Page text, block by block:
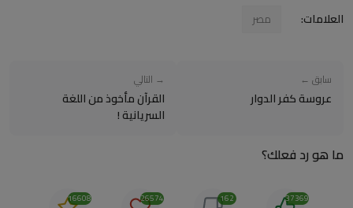
العلامات: مصر
سابق ←
عروسة كفر الدوار
→ التالي
القرآن مأخوذ من اللغة
السريانية !
ما هو رد فعلك؟
37369
162
26574
16608